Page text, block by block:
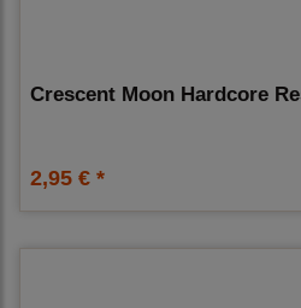
Crescent Moon Hardcore
2,95 € *